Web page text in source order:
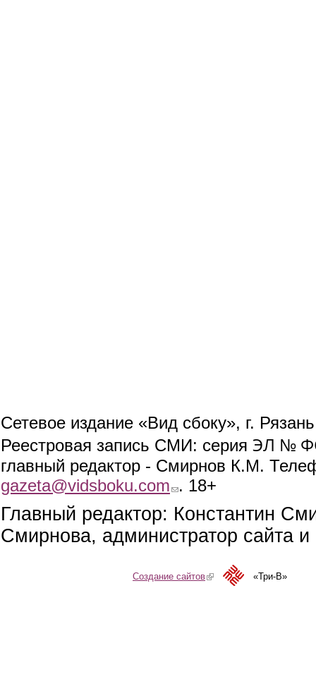
Сетевое издание «Вид сбоку», г.
Реестровая запись СМИ: серия ЭЛ №
главный редактор - Смирнов К.М.
gazeta@vidsboku.com (link sends e-mail)
. 18+
Главный редактор: Константин
Смирнова, администратор сайта
Создание сайтов(link is external)«Три-В»